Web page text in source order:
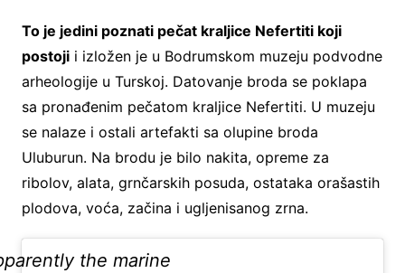
To je jedini poznati pečat kraljice Nefertiti koji
postojii izložen je u Bodrumskom muzeju podvodne
arheologije u Turskoj. Datovanje broda se poklapa
sa pronađenim pečatom kraljice Nefertiti. U muzeju
se nalaze i ostali artefakti sa olupine broda
Uluburun. Na brodu je bilo nakita, opreme za
ribolov, alata, grnčarskih posuda, ostataka orašastih
plodova, voća, začina i ugljenisanog zrna.
the marine